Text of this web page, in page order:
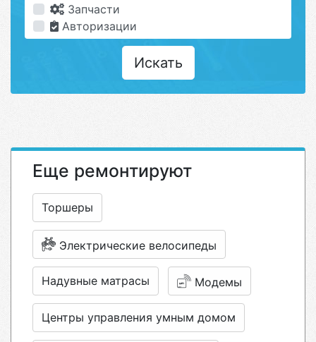
Запчасти
Авторизации
Искать
Еще ремонтируют
Торшеры
Электрические велосипеды
Надувные матрасы Модемы
Центры управления умным домом